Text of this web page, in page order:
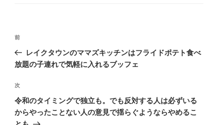
投
ナ
ゲ
ー
シ
前
の
投
前
レイクタウンのママズキッチンはフライドポテト食べ
放題の子連れで気軽に入れるブッフェ
次
の
投
稿
次
令和のタイミングで独立も。でも反対する人は必ずいる
からやったことない人の意見で揺らぐようならやめるこ